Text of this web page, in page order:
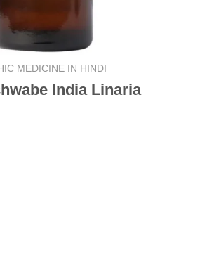
MEDICINE IN HINDI
India Linaria